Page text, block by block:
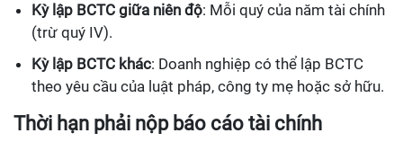
Kỳ lập BCTC giữa niên độ: Mỗi quý của năm tài chính
(trừ quý IV).
Kỳ lập BCTC khác: Doanh nghiệp có thể lập BCTC
theo yêu cầu của luật pháp, công ty mẹ hoặc sở hữu.
Thời hạn phải nộp báo cáo tài chính